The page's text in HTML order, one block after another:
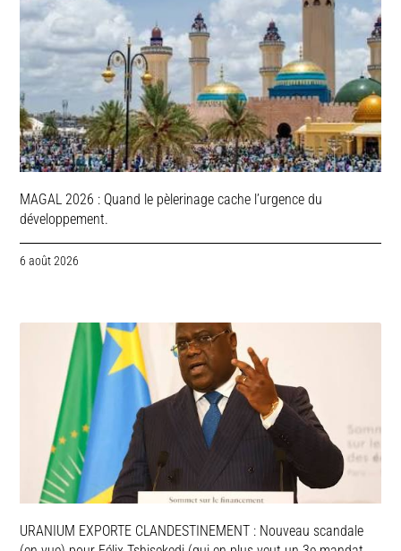
MAGAL 2026 : Quand le pèlerinage cache l’urgence du
développement.
6 août 2026
URANIUM EXPORTE CLANDESTINEMENT : Nouveau scandale